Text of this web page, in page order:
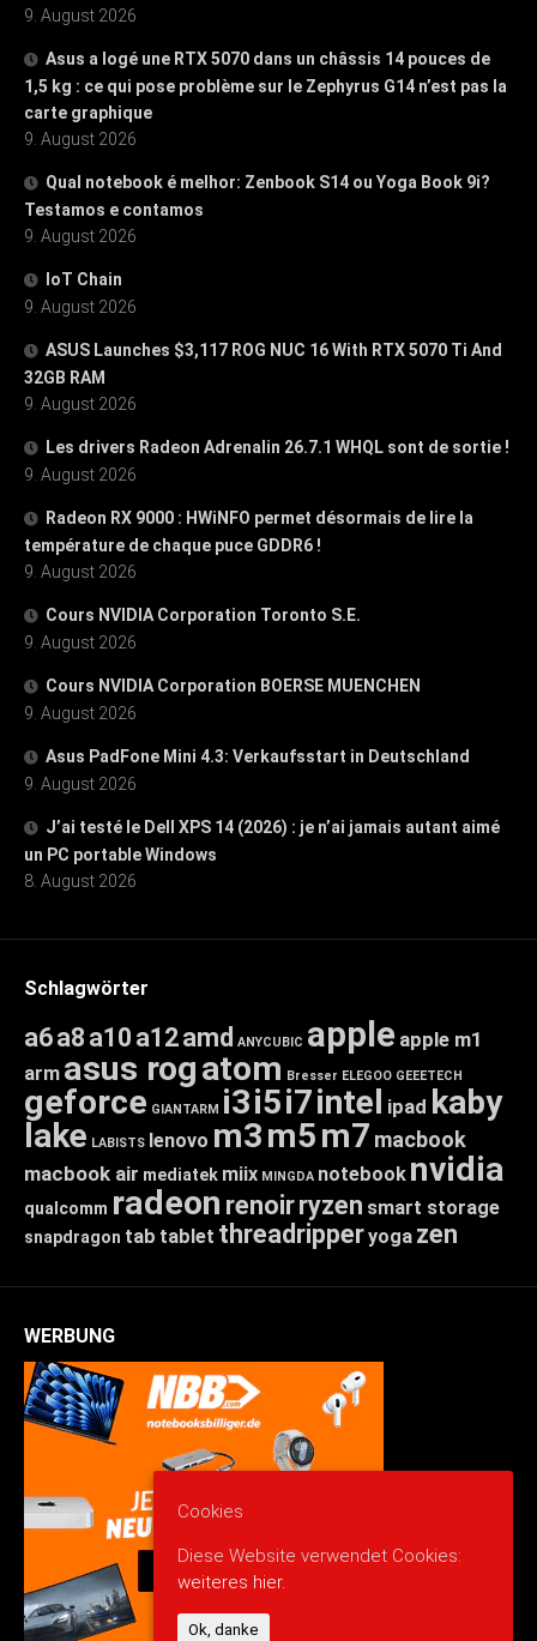
9. August 2026
Asus a logé une RTX 5070 dans un châssis 14 pouces de
1,5 kg : ce qui pose problème sur le Zephyrus G14 n’est pas la
carte graphique
9. August 2026
Qual notebook é melhor: Zenbook S14 ou Yoga Book 9i?
Testamos e contamos
9. August 2026
IoT Chain
9. August 2026
ASUS Launches $3,117 ROG NUC 16 With RTX 5070 Ti And
32GB RAM
9. August 2026
Les drivers Radeon Adrenalin 26.7.1 WHQL sont de sortie !
9. August 2026
Radeon RX 9000 : HWiNFO permet désormais de lire la
température de chaque puce GDDR6 !
9. August 2026
Cours NVIDIA Corporation Toronto S.E.
9. August 2026
Cours NVIDIA Corporation BOERSE MUENCHEN
9. August 2026
Asus PadFone Mini 4.3: Verkaufsstart in Deutschland
9. August 2026
J’ai testé le Dell XPS 14 (2026) : je n’ai jamais autant aimé
un PC portable Windows
8. August 2026
Schlagwörter
a6a8 a10 a12amd ANYCUBIC apple apple m1
arm asus rogatom Bresser ELEGOO GEEETECH
geforce GIANTARM i3i5i7intel ipad kaby
lake LABISTS lenovo m3m5m7 macbook
macbook air mediatek miix MINGDA notebook nvidia
qualcomm radeon renoirryzen smart storage
snapdragon tab tablet threadripperyoga zen
WERBUNG
Cookies
Diese Website verwendet Cookies:
weiteres hier.
Ok, danke